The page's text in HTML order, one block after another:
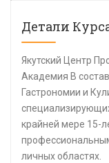
Детали
Якутский Центр
Академия В
Гастрономии и
крайней мере 15-
личных областях.